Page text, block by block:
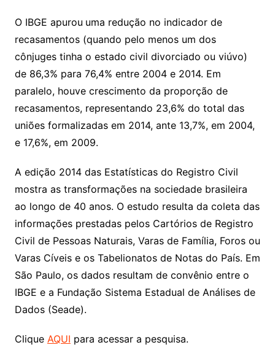
O IBGE apurou uma redução no indicador de
recasamentos (quando pelo menos um dos
cônjuges tinha o estado civil divorciado ou viúvo)
de 86,3% para 76,4% entre 2004 e 2014. Em
paralelo, houve crescimento da proporção de
recasamentos, representando 23,6% do total das
uniões formalizadas em 2014, ante 13,7%, em 2004,
e 17,6%, em 2009.
A edição 2014 das Estatísticas do Registro Civil
mostra as transformações na sociedade brasileira
ao longo de 40 anos. O estudo resulta da coleta das
informações prestadas pelos Cartórios de Registro
Civil de Pessoas Naturais, Varas de Família, Foros ou
Varas Cíveis e os Tabelionatos de Notas do País. Em
São Paulo, os dados resultam de convênio entre o
IBGE e a Fundação Sistema Estadual de Análises de
Dados (Seade).
Clique AQUI para acessar a pesquisa.